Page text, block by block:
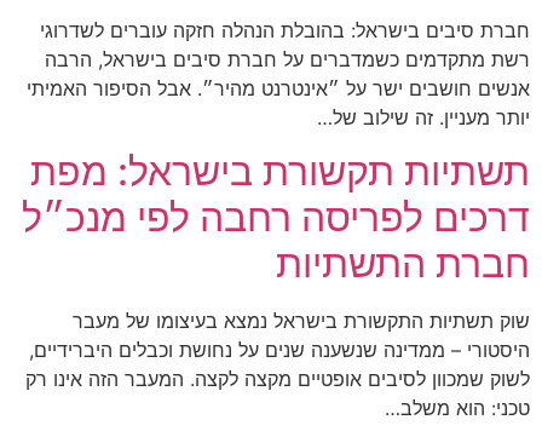
חברת סיבים בישראל: בהובלת הנהלה חזקה עוברים לשדרוגי
רשת מתקדמים כשמדברים על חברת סיבים בישראל, הרבה
אנשים חושבים ישר על ״אינטרנט מהיר״. אבל הסיפור האמיתי
יותר מעניין. זה שילוב של…
תשתיות תקשורת בישראל: מפת
דרכים לפריסה רחבה לפי מנכ״ל
חברת התשתיות
שוק תשתיות התקשורת בישראל נמצא בעיצומו של מעבר
היסטורי – ממדינה שנשענה שנים על נחושת וכבלים היברידיים,
לשוק שמכוון לסיבים אופטיים מקצה לקצה. המעבר הזה אינו רק
טכני: הוא משלב…